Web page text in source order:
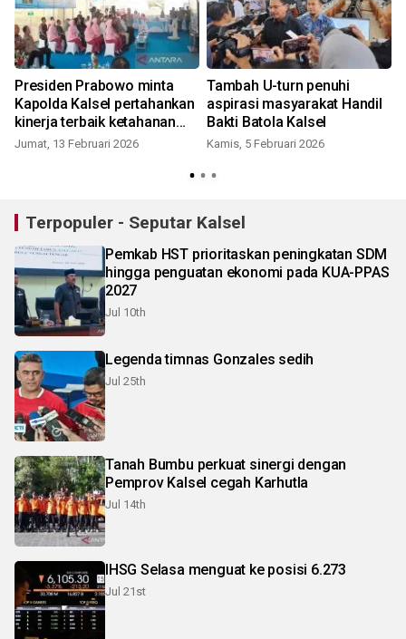
Presiden Prabowo minta
Kapolda Kalsel pertahankan
kinerja terbaik ketahanan
pangan
Jumat, 13 Februari 2026
Tambah U-turn penuhi
aspirasi masyarakat Handil
Bakti Batola Kalsel
Kamis, 5 Februari 2026
Terpopuler - Seputar Kalsel
Pemkab HST prioritaskan peningkatan SDM
hingga penguatan ekonomi pada KUA-PPAS
2027
Jul 10th
Legenda timnas Gonzales sedih
Jul 25th
Tanah Bumbu perkuat sinergi dengan
Pemprov Kalsel cegah Karhutla
Jul 14th
IHSG Selasa menguat ke posisi 6.273
Jul 21st